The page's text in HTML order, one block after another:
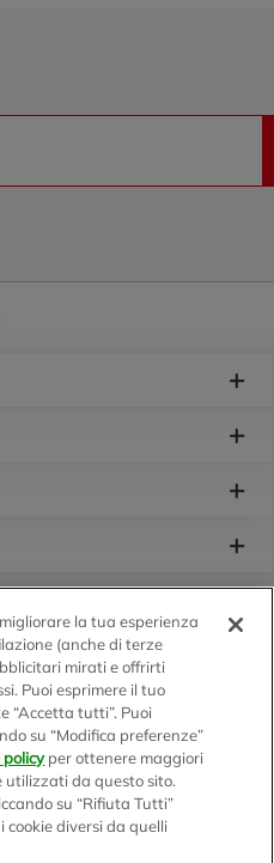
la tua esperienza
(anche di terze
mirati e offrirti
Puoi esprimere il tuo
“Accetta tutti”. Puoi
su “Modifica preferenze”
policyper ottenere maggiori
utilizzati da questo sito.
su “Rifiuta Tutti”
cookie diversi da quelli